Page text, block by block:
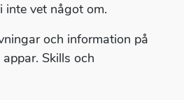
inte vet något om.
och information på
Skills och